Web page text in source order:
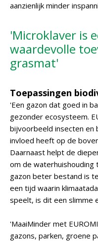
aanzienlijk minder
'Microklaver is
waardevolle
grasmat'
Toepassingen
'Een gazon dat goed in
gezonder ecosysteem.
bijvoorbeeld insecten en
invloed heeft op de
Daarnaast helpt de
om de
gazon beter bestand is
een tijd waarin
speelt, is dit een slimme
'MaaiMinder met
gazons, parken, groene